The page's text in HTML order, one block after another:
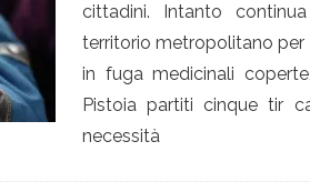
cittadini. Intanto
territorio metropolitano per
in fuga medicinali
Pistoia partiti cinque tir
necessità